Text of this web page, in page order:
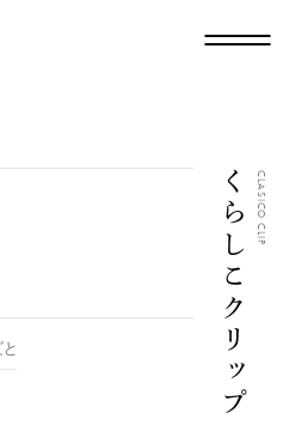
くらしこクリップCLASICO CLIP